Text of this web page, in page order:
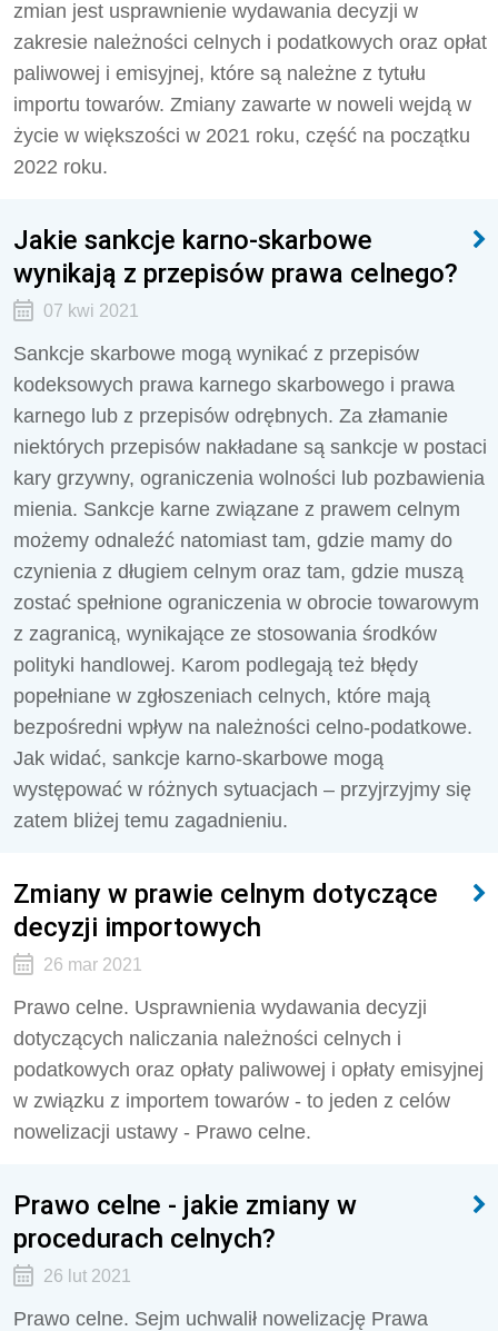
zmian jest usprawnienie wydawania decyzji w
zakresie należności celnych i podatkowych oraz opłat
paliwowej i emisyjnej, które są należne z tytułu
importu towarów. Zmiany zawarte w noweli wejdą w
życie w większości w 2021 roku, część na początku
2022 roku.
Jakie sankcje karno-skarbowe
wynikają z przepisów prawa celnego?
07 kwi 2021
Sankcje skarbowe mogą wynikać z przepisów
kodeksowych prawa karnego skarbowego i prawa
karnego lub z przepisów odrębnych. Za złamanie
niektórych przepisów nakładane są sankcje w postaci
kary grzywny, ograniczenia wolności lub pozbawienia
mienia. Sankcje karne związane z prawem celnym
możemy odnaleźć natomiast tam, gdzie mamy do
czynienia z długiem celnym oraz tam, gdzie muszą
zostać spełnione ograniczenia w obrocie towarowym
z zagranicą, wynikające ze stosowania środków
polityki handlowej. Karom podlegają też błędy
popełniane w zgłoszeniach celnych, które mają
bezpośredni wpływ na należności celno-podatkowe.
Jak widać, sankcje karno-skarbowe mogą
występować w różnych sytuacjach – przyjrzyjmy się
zatem bliżej temu zagadnieniu.
Zmiany w prawie celnym dotyczące
decyzji importowych
26 mar 2021
Prawo celne. Usprawnienia wydawania decyzji
dotyczących naliczania należności celnych i
podatkowych oraz opłaty paliwowej i opłaty emisyjnej
w związku z importem towarów - to jeden z celów
nowelizacji ustawy - Prawo celne.
Prawo celne - jakie zmiany w
procedurach celnych?
26 lut 2021
Prawo celne. Sejm uchwalił nowelizację Prawa